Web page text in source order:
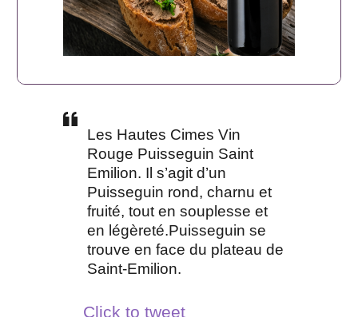
Les Hautes Cimes Vin
Rouge Puisseguin Saint
Emilion. Il s’agit d’un
Puisseguin rond, charnu et
fruité, tout en souplesse et
en légèreté.Puisseguin se
trouve en face du plateau de
Saint-Emilion.
Click to tweet